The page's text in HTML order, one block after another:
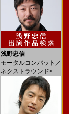
浅野忠信
モータルコンバット／
ネクストラウンド<